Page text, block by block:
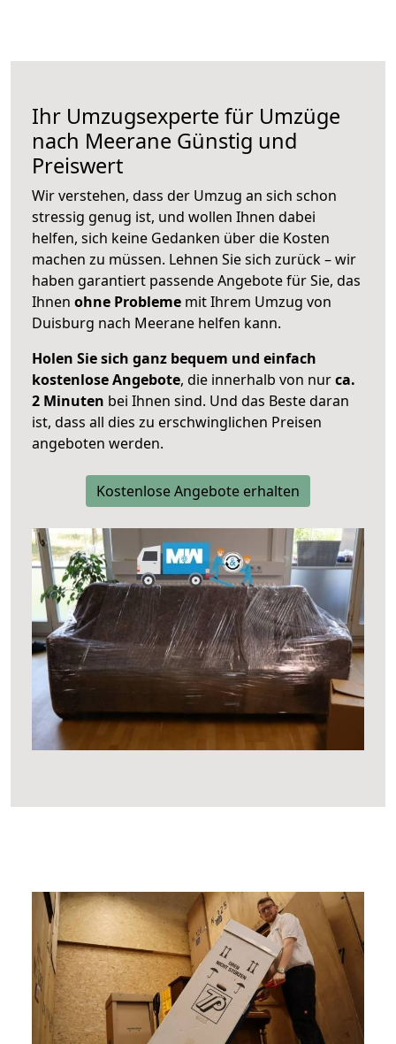
Ihr Umzugsexperte für Umzüge
nach Meerane Günstig und
Preiswert
Wir verstehen, dass der Umzug an sich schon
stressig genug ist, und wollen Ihnen dabei
helfen, sich keine Gedanken über die Kosten
machen zu müssen. Lehnen Sie sich zurück – wir
haben garantiert passende Angebote für Sie, das
Ihnen ohne Probleme mit Ihrem Umzug von
Duisburg nach Meerane helfen kann.
Holen Sie sich ganz bequem und einfach
kostenlose Angebote, die innerhalb von nurca.
2 Minuten bei Ihnen sind. Und das Beste daran
ist, dass all dies zu erschwinglichen Preisen
angeboten werden.
Kostenlose Angebote erhalten